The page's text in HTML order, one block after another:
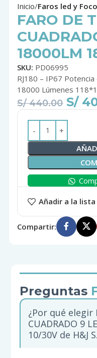
Inicio Faros led y
FARO DE
18000LM
SKU: PD06995
RJ180 – IP67
18000 Lúmenes
S/440.00 S/
Añadir a la
Compartir:
Preguntas
¿Por qué elegir
CUADRADO 9
10/30V de H&J